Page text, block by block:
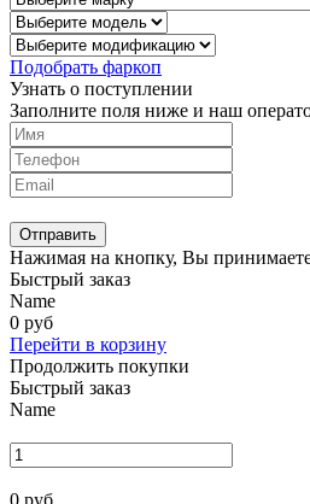
Подобрать фаркоп
Узнать о поступлении
Заполните поля ниже и наш
Отправить
Нажимая на кнопку, Вы
Быстрый заказ
Name
0 руб
Перейти в корзину
Продолжить покупки
Быстрый заказ
Name
0 руб